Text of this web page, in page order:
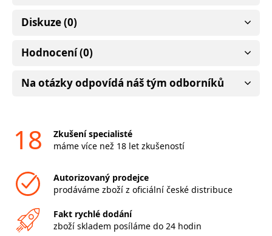
Diskuze (0)
Hodnocení (0)
Na otázky odpovídá náš tým odborníků
18
Zkušení specialisté
máme více než 18 let zkušeností
Autorizovaný prodejce
prodáváme zboží z oficiální české distribuce
Fakt rychlé dodání
zboží skladem posíláme do 24 hodin